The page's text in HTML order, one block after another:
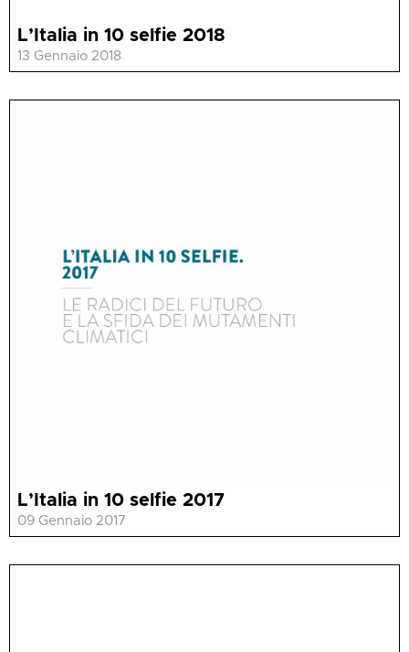
L’Italia in 10 selfie 2018
13 Gennaio 2018
L’Italia in 10 selfie 2017
09 Gennaio 2017